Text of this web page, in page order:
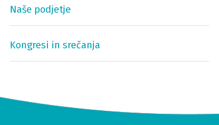
Naše podjetje
Kongresi in srečanja